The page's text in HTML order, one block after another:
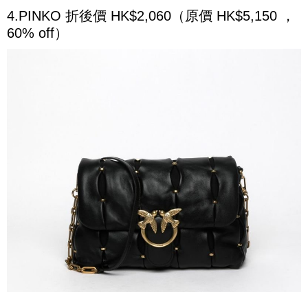
4.PINKO 折後價 HK$2,060（原價 HK$5,150 ，
60% off）